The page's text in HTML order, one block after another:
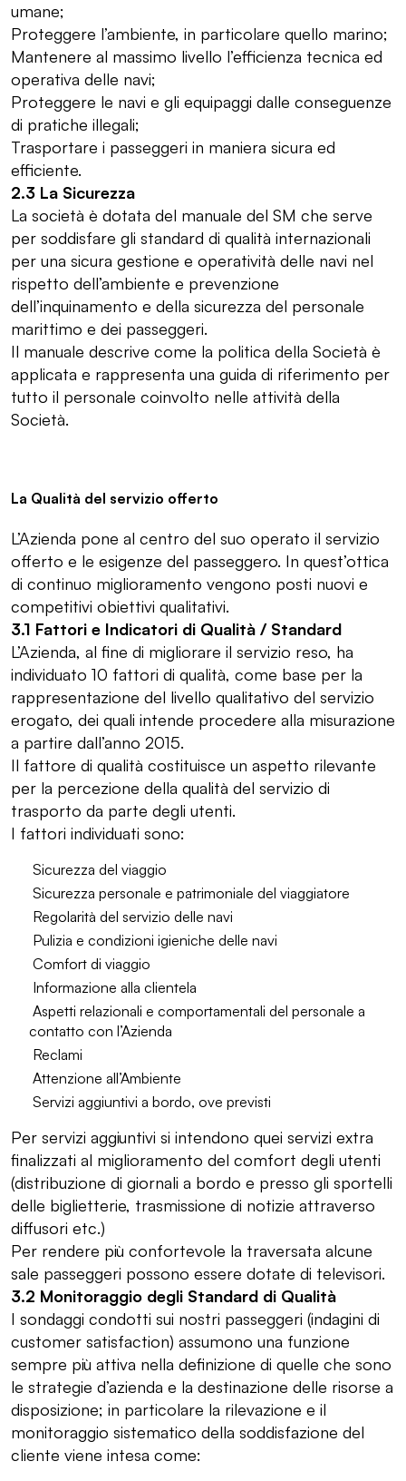
umane;
Proteggere l’ambiente, in particolare quello marino;
Mantenere al massimo livello l’efficienza tecnica ed
operativa delle navi;
Proteggere le navi e gli equipaggi dalle conseguenze
di pratiche illegali;
Trasportare i passeggeri in maniera sicura ed
efficiente.
2.3 La Sicurezza
La società è dotata del manuale del SM che serve
per soddisfare gli standard di qualità internazionali
per una sicura gestione e operatività delle navi nel
rispetto dell’ambiente e prevenzione
dell’inquinamento e della sicurezza del personale
marittimo e dei passeggeri.
Il manuale descrive come la politica della Società è
applicata e rappresenta una guida di riferimento per
tutto il personale coinvolto nelle attività della
Società.
La Qualità del servizio offerto
L’Azienda pone al centro del suo operato il servizio
offerto e le esigenze del passeggero. In quest’ottica
di continuo miglioramento vengono posti nuovi e
competitivi obiettivi qualitativi.
3.1 Fattori e Indicatori di Qualità / Standard
L’Azienda, al fine di migliorare il servizio reso, ha
individuato 10 fattori di qualità, come base per la
rappresentazione del livello qualitativo del servizio
erogato, dei quali intende procedere alla misurazione
a partire dall’anno 2015.
Il fattore di qualità costituisce un aspetto rilevante
per la percezione della qualità del servizio di
trasporto da parte degli utenti.
I fattori individuati sono:
Sicurezza del viaggio
Sicurezza personale e patrimoniale del viaggiatore
Regolarità del servizio delle navi
Pulizia e condizioni igieniche delle navi
Comfort di viaggio
Informazione alla clientela
Aspetti relazionali e comportamentali del personale a
contatto con l’Azienda
Reclami
Attenzione all’Ambiente
Servizi aggiuntivi a bordo, ove previsti
Per servizi aggiuntivi si intendono quei servizi extra
finalizzati al miglioramento del comfort degli utenti
(distribuzione di giornali a bordo e presso gli sportelli
delle biglietterie, trasmissione di notizie attraverso
diffusori etc.)
Per rendere più confortevole la traversata alcune
sale passeggeri possono essere dotate di televisori.
3.2 Monitoraggio degli Standard di Qualità
I sondaggi condotti sui nostri passeggeri (indagini di
customer satisfaction) assumono una funzione
sempre più attiva nella definizione di quelle che sono
le strategie d’azienda e la destinazione delle risorse a
disposizione; in particolare la rilevazione e il
monitoraggio sistematico della soddisfazione del
cliente viene intesa come: